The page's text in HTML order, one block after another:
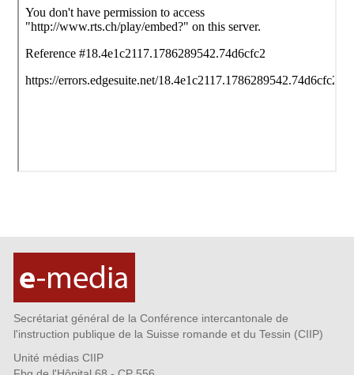
Secrétariat général de la Conférence intercantonale de
l'instruction publique de la Suisse romande et du Tessin (CIIP)
Unité médias CIIP